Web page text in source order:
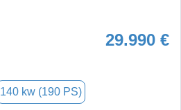
29.990 €
140 kw (190 PS)